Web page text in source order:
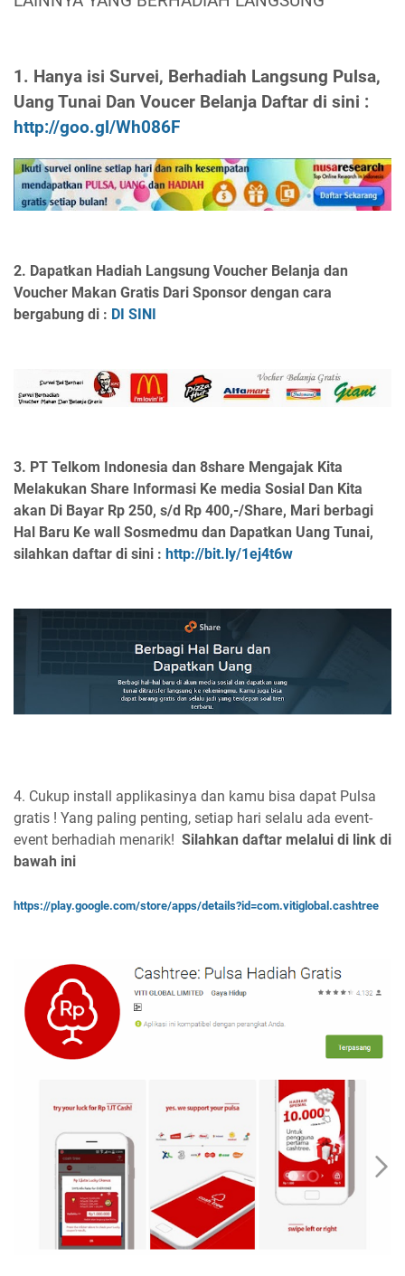
1. Hanya isi Survei, Berhadiah Langsung Pulsa,
Uang Tunai Dan Voucer Belanja Daftar di sini :
http://goo.gl/Wh086F
2. Dapatkan Hadiah Langsung Voucher Belanja dan
Voucher Makan Gratis Dari Sponsor dengan cara
bergabung di : DI SINI
3. PT Telkom Indonesia dan 8share Mengajak Kita
Melakukan Share Informasi Ke media Sosial Dan Kita
akan Di Bayar Rp 250, s/d Rp 400,-/Share, Mari berbagi
Hal Baru Ke wall Sosmedmu dan Dapatkan Uang Tunai,
silahkan daftar di sini : http://bit.ly/1ej4t6w
4. Cukup install applikasinya dan kamu bisa dapat Pulsa
gratis ! Yang paling penting, setiap hari selalu ada event-
event berhadiah menarik! Silahkan daftar melalui di link di
bawah ini
https://play.google.com/store/apps/details?id=com.vitiglobal.cashtree